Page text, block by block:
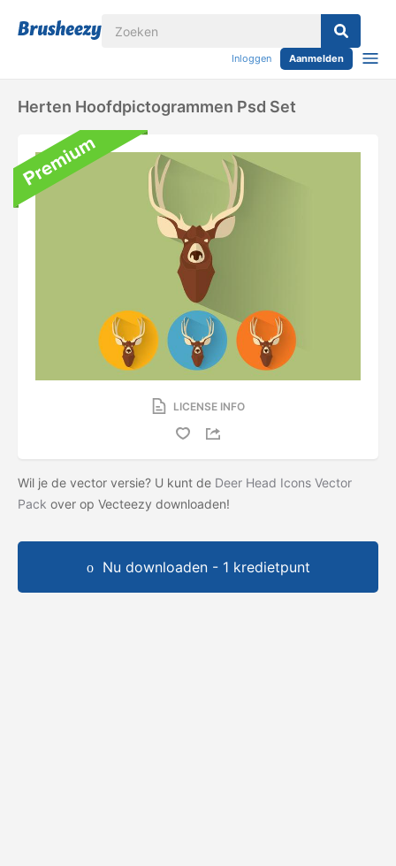
Inloggen Aanmelden
Herten Hoofdpictogrammen Psd Set
LICENSE INFO
Wil je de vector versie? U kunt de Deer Head Icons Vector
Pack over op Vecteezy downloaden!
Nu downloaden - 1 kredietpunt